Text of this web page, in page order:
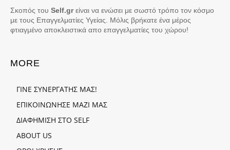
Σκοπός του Self.grείναι να ενώσει με σωστό τρόπο τον κόσμο
με τους Επαγγελματίες Υγείας. Μόλις βρήκατε ένα μέρος
φτιαγμένο αποκλειστικά απο επαγγελματίες του χώρου!
MORE
ΓΙΝΕ ΣΥΝΕΡΓΑΤΗΣ ΜΑΣ!
ΕΠΙΚΟΙΝΩΝΗΣΕ ΜΑΖΙ ΜΑΣ
ΔΙΑΦΗΜΙΣΗ ΣΤΟ SELF
ABOUT US